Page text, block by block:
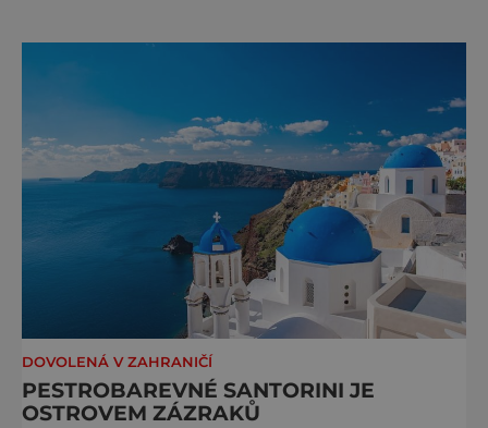
metropole - Tunis. Je
DOVOLENÁ V ZAHRANIČÍ
PESTROBAREVNÉ SANTORINI JE
OSTROVEM ZÁZRAKŮ